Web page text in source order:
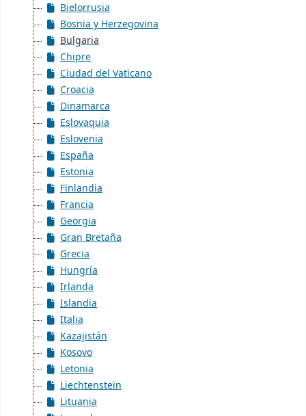
Bielorrusia
Bosnia y Herzegovina
Bulgaria
Chipre
Ciudad del Vaticano
Croacia
Dinamarca
Eslovaquia
Eslovenia
España
Estonia
Finlandia
Francia
Georgia
Gran Bretaña
Grecia
Hungría
Irlanda
Islandia
Italia
Kazajistán
Kosovo
Letonia
Liechtenstein
Lituania